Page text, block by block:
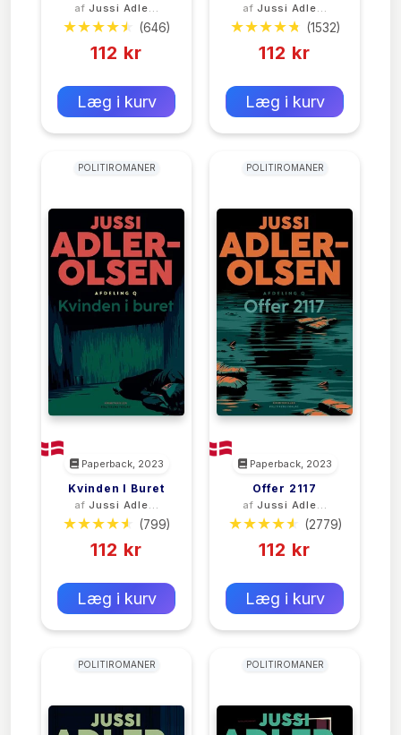
afJussi Adler-
Olsen
(646)
112 kr
Læg i kurv
afJussi Adler-
Olsen
(1532)
112 kr
Læg i kurv
POLITIROMANER
Paperback, 2023
Kvinden I Buret
afJussi Adler-
Olsen
(799)
112 kr
Læg i kurv
POLITIROMANER
Paperback, 2023
Offer 2117
afJussi Adler-
Olsen
(2779)
112 kr
Læg i kurv
POLITIROMANER POLITIROMANER